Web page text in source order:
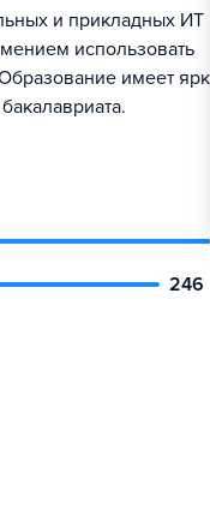
и прикладных ИТ
использовать
имеет ярко
246